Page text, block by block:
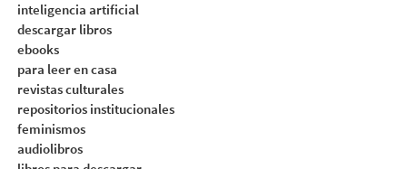
inteligencia artificial
descargar libros
ebooks
para leer en casa
revistas culturales
repositorios institucionales
feminismos
audiolibros